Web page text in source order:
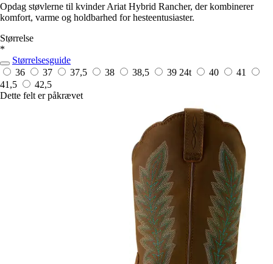
Opdag støvlerne til kvinder Ariat Hybrid Rancher, der kombinerer
komfort, varme og holdbarhed for hesteentusiaster.
Størrelse
*
Størrelsesguide
36
37 37,5 38 38,5 39 24t 40
41
41,5
42,5
Dette felt er påkrævet